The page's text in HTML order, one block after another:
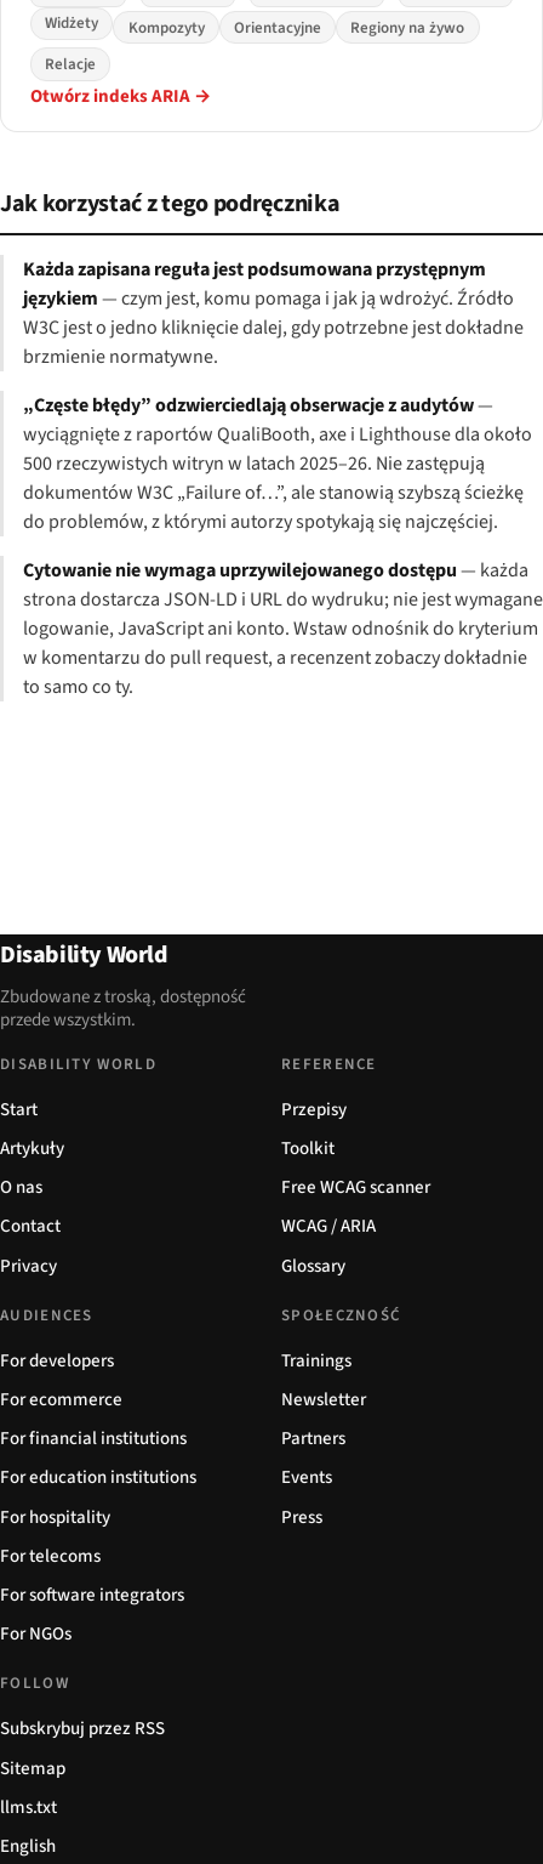
Widżety
Kompozyty Orientacyjne
Regiony na żywo
Relacje
Otwórz indeks ARIA →
Jak korzystać z tego podręcznika
Każda zapisana reguła jest podsumowana przystępnym
językiem— czym jest, komu pomaga i jak ją wdrożyć. Źródło
W3C jest o jedno kliknięcie dalej, gdy potrzebne jest dokładne
brzmienie normatywne.
„Częste błędy” odzwierciedlają obserwacje z audytów—
wyciągnięte z raportów QualiBooth, axe i Lighthouse dla około
500 rzeczywistych witryn w latach 2025–26. Nie zastępują
dokumentów W3C „Failure of…”, ale stanowią szybszą ścieżkę
do problemów, z którymi autorzy spotykają się najczęściej.
Cytowanie nie wymaga uprzywilejowanego dostępu— każda
strona dostarcza JSON-LD i URL do wydruku; nie jest wymagane
logowanie, JavaScript ani konto. Wstaw odnośnik do kryterium
w komentarzu do pull request, a recenzent zobaczy dokładnie
to samo co ty.
Disability World
Zbudowane z troską, dostępność
przede wszystkim.
DISABILITY WORLD
Start
Artykuły
O nas
Contact
Privacy
REFERENCE
Przepisy
Toolkit
Free WCAG scanner
WCAG / ARIA
Glossary
AUDIENCES
For developers
For ecommerce
For financial institutions
For education institutions
For hospitality
For telecoms
For software integrators
For NGOs
SPOŁECZNOŚĆ
Trainings
Newsletter
Partners
Events
Press
FOLLOW
Subskrybuj przez RSS
Sitemap
llms.txt
English